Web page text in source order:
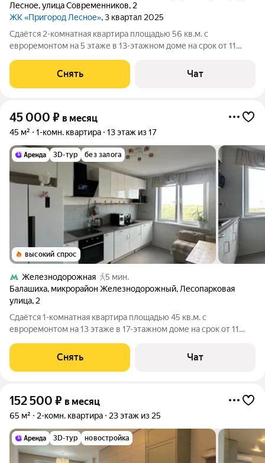
Лесное,улица Современников, 2
ЖК «Пригород Лесное», 3 квартал 2025
Сдаётся 2-комнатная квартира площадью 56 кв.м. с
евроремонтом на 5 этаже в 13-этажном доме на срок от 11
Холодильник Кондиционер Дом - монолитный, окна выходят
во двор. В подъезде 2 лифта -
Снять Чат
45 000 ₽ в месяц
45 м² 1-комн. квартира 13 этаж из 17
3D-тур без залога
высокий спрос
Железнодорожная
5 мин.
Балашиха, микрорайон Железнодорожный, Лесопарковая
улица, 2
Сдаётся 1-комнатная квартира площадью 45 кв.м. с
евроремонтом на 13 этаже в 17-этажном доме на срок от 11
Стиральная машина Сушильная машина Холодильник
Снять Чат
152 500 ₽ в месяц
65 м² 2-комн. квартира 23 этаж из 25
3D-тур новостройка